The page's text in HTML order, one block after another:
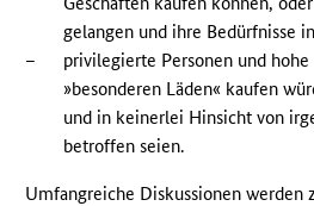
gelangen und ihre Bedürfnisse
–
privilegierte Personen und
»besonderen Läden« kaufen
und in keinerlei Hinsicht von
betroffen seien.
Umfangreiche Diskussionen werden